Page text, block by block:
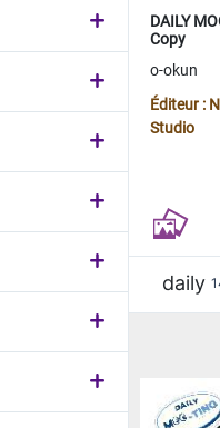
DAILY
Copy
o-okun
Éditeur :
Studio
daily